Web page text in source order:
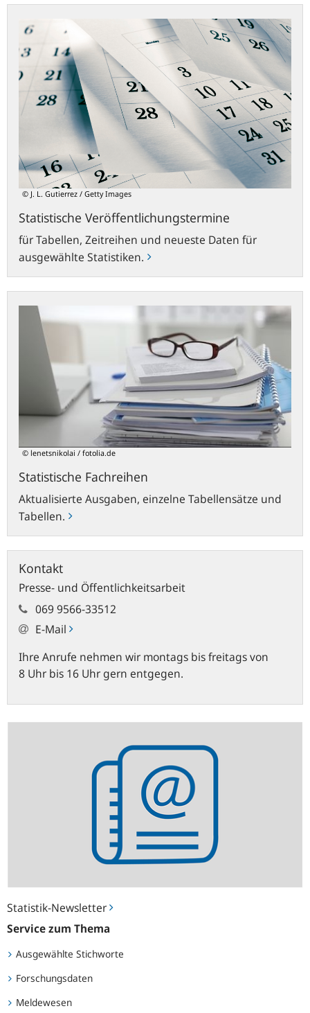
Statistik-Newsletter
Service zum Thema
Ausgewählte Stichworte
Forschungsdaten
Meldewesen
Statistiken
© J. L. Gutierrez / Getty Images
Statistische Veröffentlichungstermine
für Tabellen, Zeitreihen und neueste Daten für
ausgewählte Statistiken.
Veröffentlichungstermine
© lenetsnikolai / fotolia.de
Statistische Fachreihen
Aktualisierte Ausgaben, einzelne Tabellensätze und
Tabellen.
Fachreihen
Kontakt
Presse- und Öffentlichkeitsarbeit
069 9566-33512
E-Mail
Ihre Anrufe nehmen wir montags bis freitags von
8 Uhr bis 16 Uhr gern entgegen.